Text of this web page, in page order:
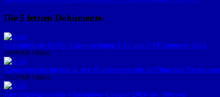
Die 5 letzten Dokumente:
Ergebnisliste DESV-Talentsichtung U16 und U19 Sommer 2026
290.98 KB 1 file(s)
Kinderstockschießen in der Hanebergstraße in München/
253.27 KB 1 file(s)
Austragungsmodus Champions League 2026 der Herren